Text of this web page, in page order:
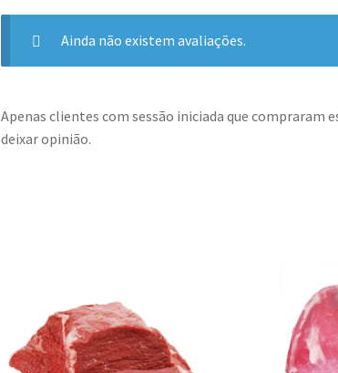
Ainda não existem avaliações.
Apenas clientes com sessão iniciada que compraram
deixar opinião.